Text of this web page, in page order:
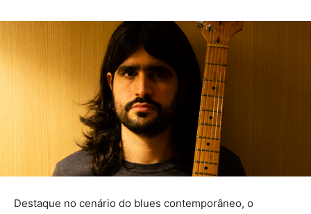
Destaque no cenário do blues contemporâneo, o